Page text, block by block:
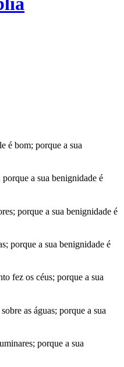
é bom; porque a sua
a sua benignidade é
porque a sua benignidade é
porque a sua benignidade é
fez os céus; porque a sua
as águas; porque a sua
porque a sua